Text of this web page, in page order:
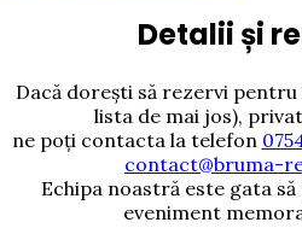
Detalii și
Dacă dorești să rezervi
lista de mai jos),
ne poți contacta la telefon
contact@bruma-
Echipa noastră este gata
eveniment